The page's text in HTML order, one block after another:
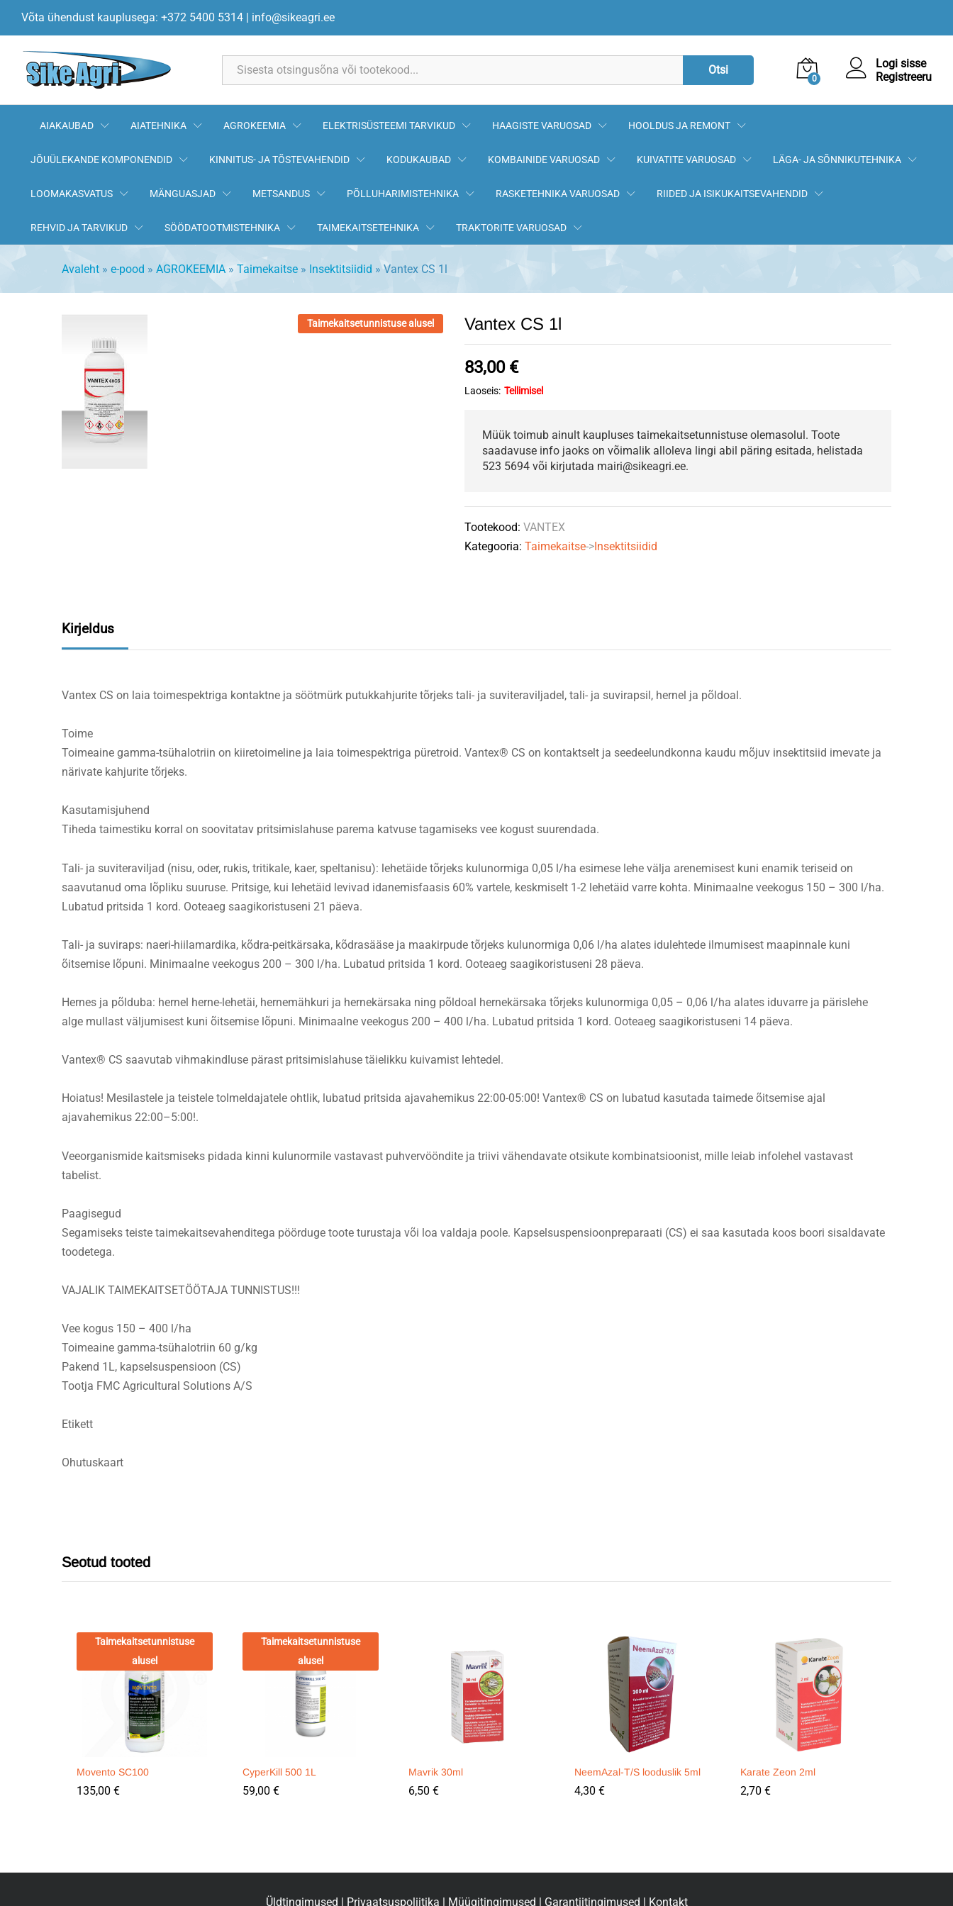
Võta ühendust kauplusega: +372 5400 5314 | info@sikeagri.ee
Otsi
0
Logi sisse
Registreeru
AIAKAUBAD AIATEHNIKA AGROKEEMIA ELEKTRISÜSTEEMI TARVIKUD HAAGISTE VARUOSAD HOOLDUS JA REMONT
JÕUÜLEKANDE KOMPONENDID KINNITUS- JA TÕSTEVAHENDID KODUKAUBAD KOMBAINIDE VARUOSAD KUIVATITE VARUOSAD LÄGA- JA SÕNNIKUTEHNIKA
LOOMAKASVATUS MÄNGUASJAD METSANDUS PÕLLUHARIMISTEHNIKA RASKETEHNIKA VARUOSAD RIIDED JA ISIKUKAITSEVAHENDID
REHVID JA TARVIKUD SÖÖDATOOTMISTEHNIKA TAIMEKAITSETEHNIKA TRAKTORITE VARUOSAD
Avaleht » e-pood » AGROKEEMIA » Taimekaitse » Insektitsiidid »Vantex CS 1l
Taimekaitsetunnistuse alusel Vantex CS 1l
83,00 €
Laoseis: Tellimisel
Müük toimub ainult kaupluses taimekaitsetunnistuse olemasolul. Toote
saadavuse info jaoks on võimalik alloleva lingi abil päring esitada, helistada
523 5694 või kirjutada mairi@sikeagri.ee.
Tootekood:VANTEX
Kategooria:Taimekaitse->Insektitsiidid
Kirjeldus
Vantex CS on laia toimespektriga kontaktne ja söötmürk putukkahjurite tõrjeks tali- ja suviteraviljadel, tali- ja suvirapsil, hernel ja põldoal.
Toime
Toimeaine gamma-tsühalotriin on kiiretoimeline ja laia toimespektriga püretroid. Vantex® CS on kontaktselt ja seedeelundkonna kaudu mõjuv insektitsiid imevate ja
närivate kahjurite tõrjeks.
Kasutamisjuhend
Tiheda taimestiku korral on soovitatav pritsimislahuse parema katvuse tagamiseks vee kogust suurendada.
Tali- ja suviteraviljad (nisu, oder, rukis, tritikale, kaer, speltanisu): lehetäide tõrjeks kulunormiga 0,05 l/ha esimese lehe välja arenemisest kuni enamik teriseid on
saavutanud oma lõpliku suuruse. Pritsige, kui lehetäid levivad idanemisfaasis 60% vartele, keskmiselt 1-2 lehetäid varre kohta. Minimaalne veekogus 150 – 300 l/ha.
Lubatud pritsida 1 kord. Ooteaeg saagikoristuseni 21 päeva.
Tali- ja suviraps: naeri-hiilamardika, kõdra-peitkärsaka, kõdrasääse ja maakirpude tõrjeks kulunormiga 0,06 l/ha alates idulehtede ilmumisest maapinnale kuni
õitsemise lõpuni. Minimaalne veekogus 200 – 300 l/ha. Lubatud pritsida 1 kord. Ooteaeg saagikoristuseni 28 päeva.
Hernes ja põlduba: hernel herne-lehetäi, hernemähkuri ja hernekärsaka ning põldoal hernekärsaka tõrjeks kulunormiga 0,05 – 0,06 l/ha alates iduvarre ja pärislehe
alge mullast väljumisest kuni õitsemise lõpuni. Minimaalne veekogus 200 – 400 l/ha. Lubatud pritsida 1 kord. Ooteaeg saagikoristuseni 14 päeva.
Vantex® CS saavutab vihmakindluse pärast pritsimislahuse täielikku kuivamist lehtedel.
Hoiatus! Mesilastele ja teistele tolmeldajatele ohtlik, lubatud pritsida ajavahemikus 22:00-05:00! Vantex® CS on lubatud kasutada taimede õitsemise ajal
ajavahemikus 22:00–5:00!.
Veeorganismide kaitsmiseks pidada kinni kulunormile vastavast puhvervööndite ja triivi vähendavate otsikute kombinatsioonist, mille leiab infolehel vastavast
tabelist.
Paagisegud
Segamiseks teiste taimekaitsevahenditega pöörduge toote turustaja või loa valdaja poole. Kapselsuspensioonpreparaati (CS) ei saa kasutada koos boori sisaldavate
toodetega.
VAJALIK TAIMEKAITSETÖÖTAJA TUNNISTUS!!!
Vee kogus 150 – 400 l/ha
Toimeaine gamma-tsühalotriin 60 g/kg
Pakend 1L, kapselsuspensioon (CS)
Tootja FMC Agricultural Solutions A/S
Etikett
Ohutuskaart
Seotud tooted
Taimekaitsetunnistuse
alusel
Movento SC100
135,00 €
Taimekaitsetunnistuse
alusel
CyperKill 500 1L
59,00 €
Mavrik 30ml
6,50 €
NeemAzal-T/S looduslik 5ml
4,30 €
Karate Zeon 2ml
2,70 €
Üldtingimused | Privaatsuspoliitika | Müügitingimused | Garantiitingimused | Kontakt
Kirjeldus